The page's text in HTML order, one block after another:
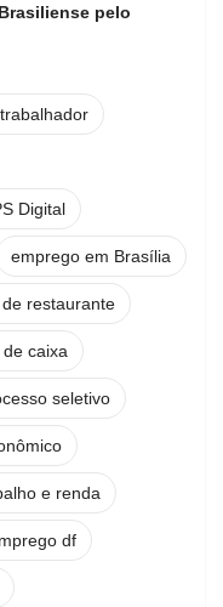
pelo
Digital
emprego em Brasília
restaurante
caixa
seletivo
e renda
df